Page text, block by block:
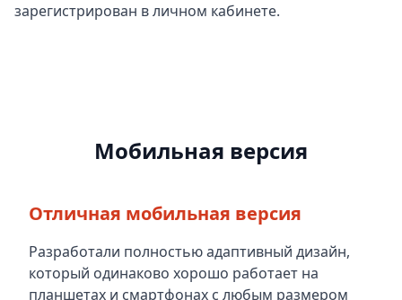
зарегистрирован в личном кабинете.
Мобильная версия
Отличная мобильная версия
Разработали полностью адаптивный дизайн,
который одинаково хорошо работает на
планшетах и смартфонах с любым размером